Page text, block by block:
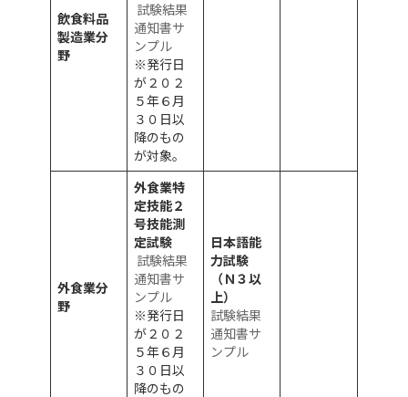
飲食料品
製造業分
野
試験結果
通知書サ
ンプル
※発行日
が２０２
５年６月
３０日以
降のもの
が対象。
外食業分
野
外食業特
定技能２
号技能測
定試験
試験結果
通知書サ
ンプル
※発行日
が２０２
５年６月
３０日以
降のもの
日本語能
力試験
（Ｎ３以
上）
試験結果
通知書サ
ンプル